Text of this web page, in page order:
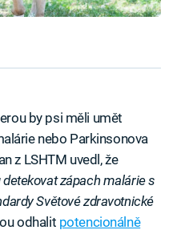
by psi měli umět
nebo Parkinsonova
z LSHTM uvedl, že
zápach malárie s
Světové zdravotnické
odhalit potencionálně